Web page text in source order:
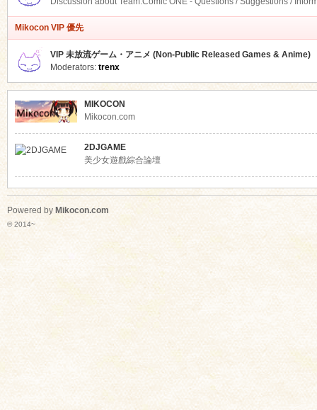
Mikocon VIP 優先
VIP 未放流ゲーム・アニメ (Non-Public Released Games & Anime)
Moderators: trenx
MIKOCON
Mikocon.com
2DJGAME
美少女遊戲綜合論壇
Powered by Mikocon.com
© 2014~